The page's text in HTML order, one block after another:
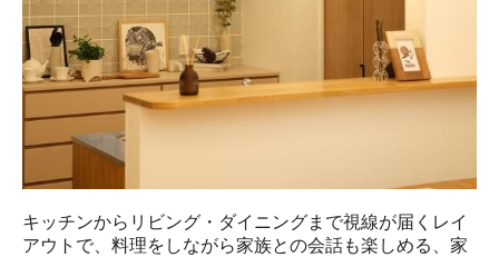
キッチンからリビング・ダイニングまで視線が届くレイ
アウトで、料理をしながら家族との会話も楽しめる、家